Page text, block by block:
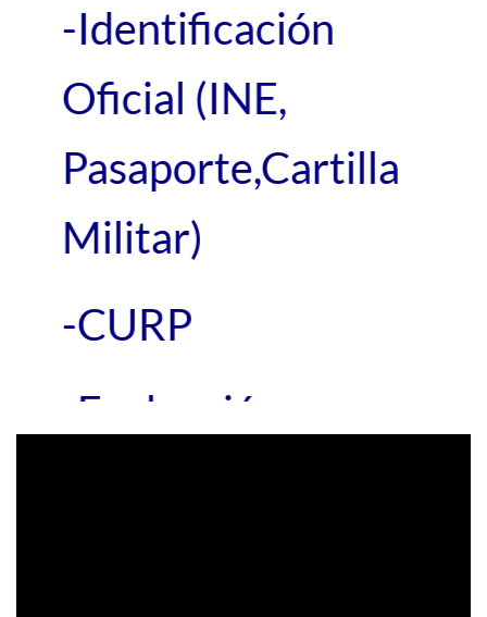
-Identificación
Oficial (INE,
Pasaporte,Cartilla
Militar)
-CURP
-Evaluación